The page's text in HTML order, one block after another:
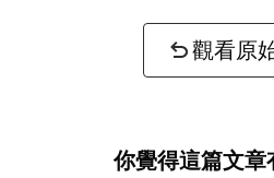
觀看原
你覺得這篇文章